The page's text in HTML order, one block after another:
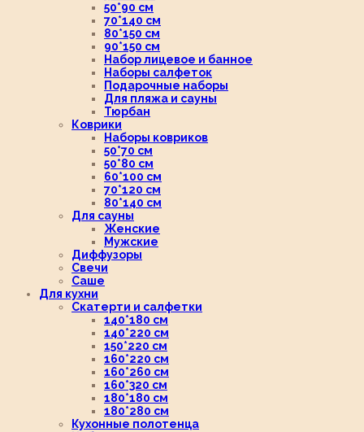
50*90 см
70*140 см
80*150 см
90*150 см
Набор лицевое и банное
Наборы салфеток
Подарочные наборы
Для пляжа и сауны
Тюрбан
Коврики
Наборы ковриков
50*70 см
50*80 см
60*100 см
70*120 см
80*140 см
Для сауны
Женские
Мужские
Диффузоры
Свечи
Саше
Для кухни
Скатерти и салфетки
140*180 см
140*220 см
150*220 см
160*220 см
160*260 см
160*320 см
180*180 см
180*280 см
Кухонные полотенца